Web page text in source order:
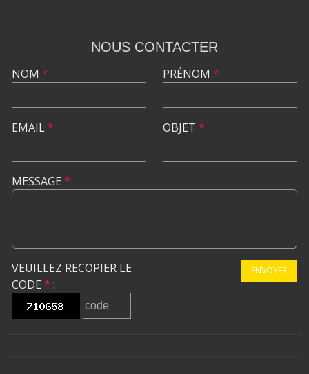
NOUS CONTACTER
NOM *
EMAIL*
PRÉNOM *
OBJET *
MESSAGE *
VEUILLEZ RECOPIER LE
CODE * :
ENVOYER